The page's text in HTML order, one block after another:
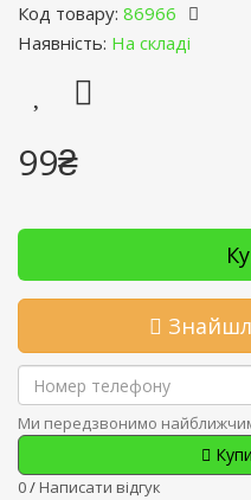
Код товару: 86966
Наявність: На складі
99₴
Ми передзвонимо
0/ Написати відгук